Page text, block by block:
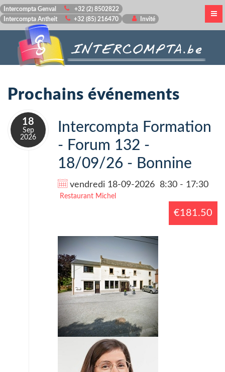
Intercompta Genval
+32 (2) 8502822
Intercompta Antheit
+32 (85) 216470 Invité
Prochains événements
18
Sep
2026
Intercompta Formation
- Forum 132 -
18/09/26 - Bonnine
vendredi 18-09-2026 8:30 - 17:30
Restaurant Michel
€181.50